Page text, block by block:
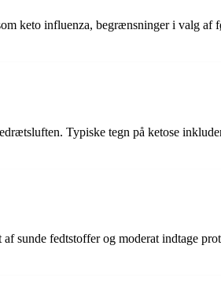
keto influenza, begrænsninger i valg af
Typiske tegn på ketose
sunde fedtstoffer og moderat indtage